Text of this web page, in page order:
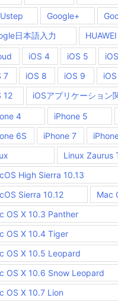
Google+
日本語入力
iOS 4 iOS 5
7
iOS 8 iOS 9
12
iOSアプリケーション
4 iPhone 5
6S
iPhone 7
Linux Zaurus
High Sierra 10.13
Sierra 10.12
Mac
OS X 10.3 Panther
OS X 10.4 Tiger
OS X 10.5 Leopard
OS X 10.6 Snow Leopard
OS X 10.7 Lion